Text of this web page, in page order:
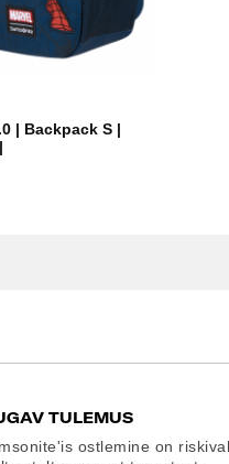
| Backpack S |
TULEMUS
ostlemine on